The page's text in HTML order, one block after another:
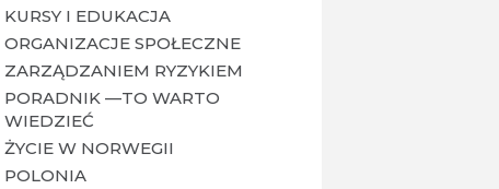
KURSY I EDUKACJA
ORGANIZACJE SPOŁECZNE
ZARZĄDZANIEM RYZYKIEM
PORADNIK —TO WARTO
WIEDZIEĆ
ŻYCIE W NORWEGII
POLONIA